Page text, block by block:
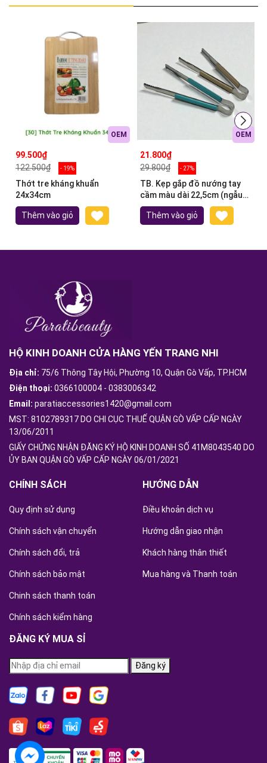
OEM
99.500₫
122.500₫
- 19%
Thớt tre kháng khuẩn
24x34cm
Thêm vào giỏ
OEM
21.800₫
29.800₫
- 27%
TB. Kẹp gắp đồ nướng tay
cầm màu dài 22,5cm (ngẫu
nhiên)
Thêm vào giỏ
HỘ KINH DOANH CỬA HÀNG YẾN TRANG NHI
Địa chỉ: 75/6 Thông Tây Hội, Phường 10, Quận Gò Vấp, TP.HCM
Điện thoại: 0366100004 - 0383006342
Email: paratiaccessories1420@gmail.com
MST: 8102789317 DO CHI CỤC THUẾ QUẬN GÒ VẤP CẤP NGÀY
13/06/2011
GIẤY CHỨNG NHẬN ĐĂNG KÝ HỘ KINH DOANH SỐ 41M8043540 DO
ỦY BAN QUẬN GÒ VẤP CẤP NGÀY 06/01/2021
CHÍNH SÁCH
Quy định sử dụng
Chính sách vận chuyển
Chính sách đổi, trả
Chính sách bảo mật
Chinh sách thanh toán
Chính sách kiểm hàng
HƯỚNG DẪN
Điều khoản dịch vụ
Hướng dẫn giao nhận
Khách hàng thân thiết
Mua hàng và Thanh toán
ĐĂNG KÝ MUA SỈ
Đăng ký